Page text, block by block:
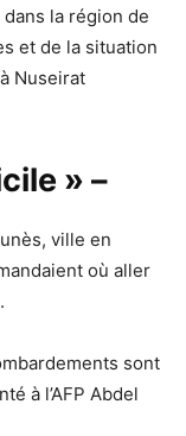
la région de
et de la situation
Nuseirat
» –
ville en
où aller
sont
à l’AFP Abdel